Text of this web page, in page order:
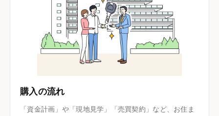
購入の流れ
「資金計画」や「現地見学」「売買契約」など、お住ま